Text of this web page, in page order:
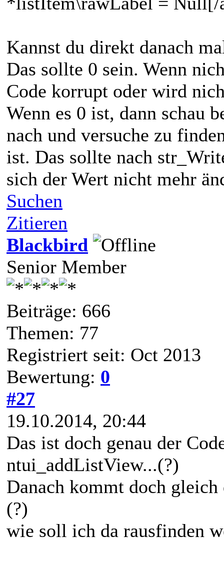
Kannst du direkt danach
Das sollte 0 sein. Wenn
Code korrupt oder wird
Wenn es 0 ist, dann schau
nach und versuche zu
ist. Das sollte nach
sich der Wert nicht mehr
Suchen
Zitieren
Blackbird
Senior Member
Beiträge: 666
Themen: 77
Registriert seit: Oct 2013
Bewertung: 0
#27
19.10.2014, 20:44
Das ist doch genau der
ntui_addListView...(?)
Danach kommt doch
(?)
wie soll ich da rausfinden